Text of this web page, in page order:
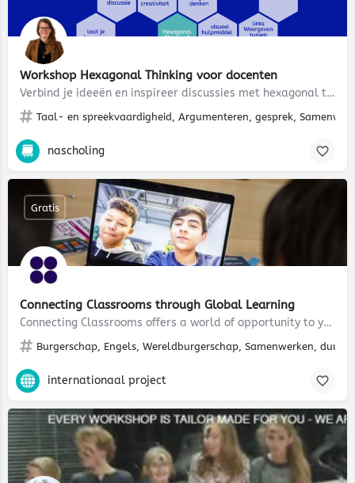
Workshop Hexagonal Thinking voor docenten
Verbind je ideeën en inspireer discussies met hexagonal thinking
Taal- en spreekvaardigheid, Argumenteren, gesprek,
nascholing
Connecting Classrooms through Global Learning
Connecting Classrooms offers a world of opportunity to you and your school
Burgerschap, Engels, Wereldburgerschap, Samenwerken,
Gratis
internationaal project